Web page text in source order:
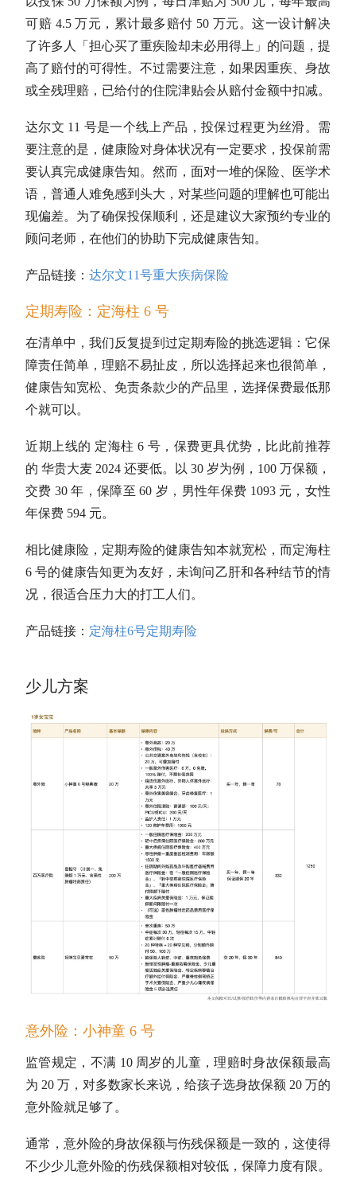
可赔 4.5 万元，累计最多赔付 50 万元。这一设计解决
了许多人「担心买了重疾险却未必用得上」的问题，提
高了赔付的可得性。不过需要注意，如果因重疾、身故
或全残理赔，已给付的住院津贴会从赔付金额中扣减。
达尔文 11 号是一个线上产品，投保过程更为丝滑。需
要注意的是，健康险对身体状况有一定要求，投保前需
要认真完成健康告知。然而，面对一堆的保险、医学术
语，普通人难免感到头大，对某些问题的理解也可能出
现偏差。为了确保投保顺利，还是建议大家预约专业的
顾问老师，在他们的协助下完成健康告知。
产品链接： 达尔文11号重大疾病保险
定期寿险：定海柱 6 号
在清单中，我们反复提到过定期寿险的挑选逻辑：它保
障责任简单，理赔不易扯皮，所以选择起来也很简单，
健康告知宽松、免责条款少的产品里，选择保费最低那
个就可以。
近期上线的 定海柱 6 号，保费更具优势，比此前推荐
的 华贵大麦 2024 还要低。以 30 岁为例，100 万保额，
交费 30 年，保障至 60 岁，男性年保费 1093 元，女性
年保费 594 元。
相比健康险，定期寿险的健康告知本就宽松，而定海柱
6 号的健康告知更为友好，未询问乙肝和各种结节的情
况，很适合压力大的打工人们。
产品链接： 定海柱6号定期寿险
少儿方案
意外险：小神童 6 号
监管规定，不满 10 周岁的儿童，理赔时身故保额最高
为 20 万，对多数家长来说，给孩子选身故保额 20 万的
意外险就足够了。
通常，意外险的身故保额与伤残保额是一致的，这使得
不少少儿意外险的伤残保额相对较低，保障力度有限。